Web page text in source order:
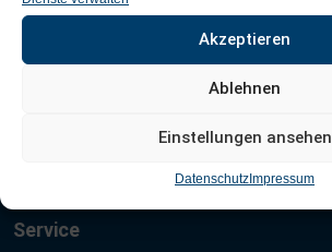
Akzeptieren
Ablehnen
Einstellungen ansehen
DatenschutzImpressum
Fax: +49 3641-449341
Service